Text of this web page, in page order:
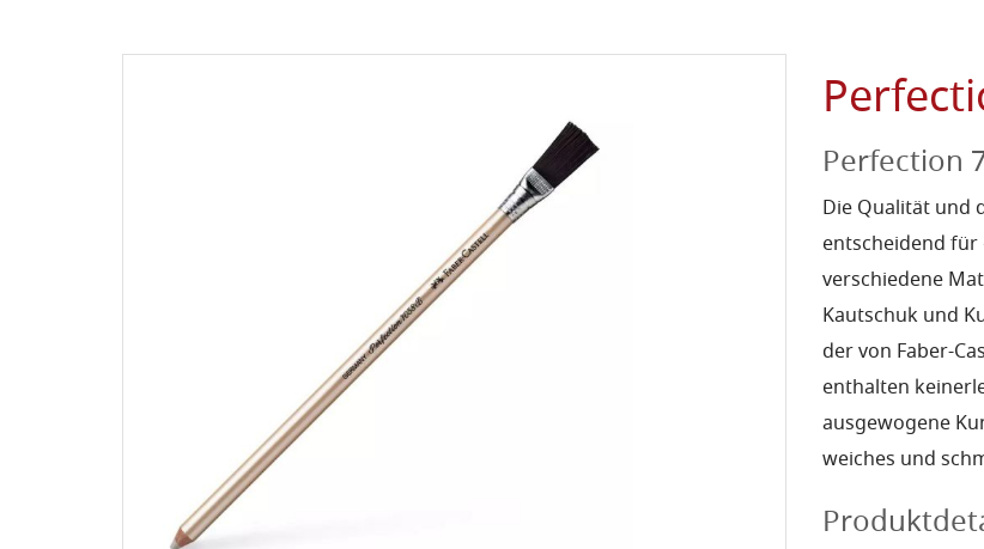
Perfection
Die Qualität und
entscheidend für
verschiedene
Kautschuk und
der von Faber-
enthalten
ausgewogene
weiches und